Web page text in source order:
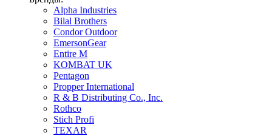
Alpha Industries
Bilal Brothers
Condor Outdoor
EmersonGear
Entire M
KOMBAT UK
Pentagon
Propper International
R & B Distributing Co., Inc.
Rothco
Stich Profi
TEXAR